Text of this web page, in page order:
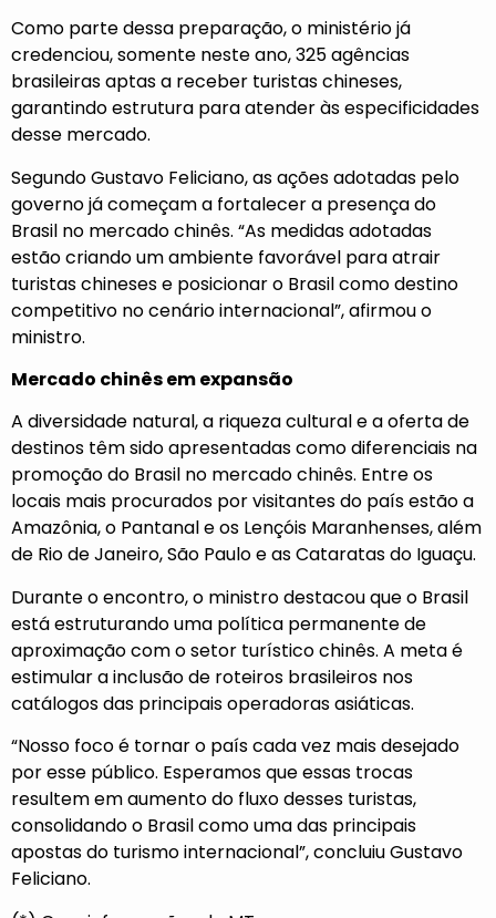
Como parte dessa preparação, o ministério já
credenciou, somente neste ano, 325 agências
brasileiras aptas a receber turistas chineses,
garantindo estrutura para atender às especificidades
desse mercado.
Segundo Gustavo Feliciano, as ações adotadas pelo
governo já começam a fortalecer a presença do
Brasil no mercado chinês. “As medidas adotadas
estão criando um ambiente favorável para atrair
turistas chineses e posicionar o Brasil como destino
competitivo no cenário internacional”, afirmou o
ministro.
Mercado chinês em expansão
A diversidade natural, a riqueza cultural e a oferta de
destinos têm sido apresentadas como diferenciais na
promoção do Brasil no mercado chinês. Entre os
locais mais procurados por visitantes do país estão a
Amazônia, o Pantanal e os Lençóis Maranhenses, além
de Rio de Janeiro, São Paulo e as Cataratas do Iguaçu.
Durante o encontro, o ministro destacou que o Brasil
está estruturando uma política permanente de
aproximação com o setor turístico chinês. A meta é
estimular a inclusão de roteiros brasileiros nos
catálogos das principais operadoras asiáticas.
“Nosso foco é tornar o país cada vez mais desejado
por esse público. Esperamos que essas trocas
resultem em aumento do fluxo desses turistas,
consolidando o Brasil como uma das principais
apostas do turismo internacional”, concluiu Gustavo
Feliciano.